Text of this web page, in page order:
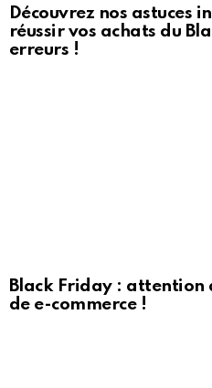
Découvrez nos astuces
réussir vos achats du
erreurs !
Black Friday : attention
de e-commerce !